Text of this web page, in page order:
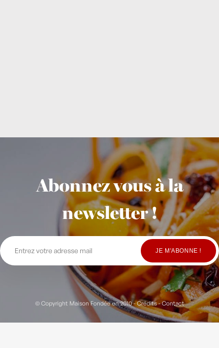
Abonnez vous à la
newsletter !
© Copyright Maison Fondée en 2010-Crédits-Contact